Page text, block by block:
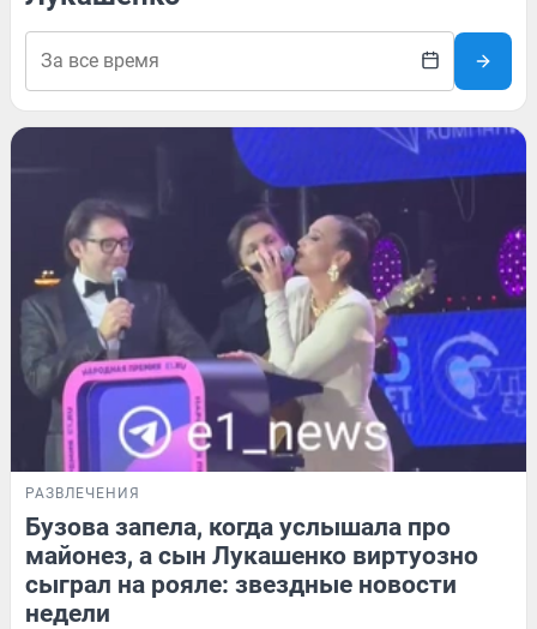
РАЗВЛЕЧЕНИЯ
Бузова запела, когда услышала про
майонез, а сын Лукашенко виртуозно
сыграл на рояле: звездные новости
недели